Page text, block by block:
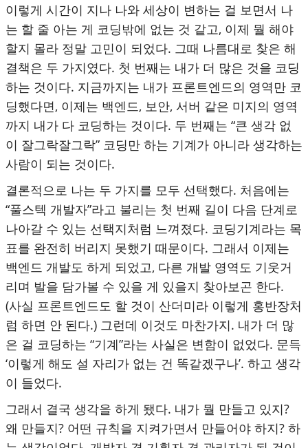
이렇게 시간이 지나 나와 세상이 변하는 걸 보면서 나
는 할 줄 아는 게 코딩밖에 없는 것 같고, 이제 뭘 해야
할지 몰라 정말 고민이 되었다. 그때 나름대로 찾은 해
결책은 두 가지였다. 첫 번째는 내가 더 많은 것을 코딩
하는 것이다. 지금까지는 내가 프론트엔드의 영역만 코
딩했다면, 이제는 백엔드, 보안, 서버 같은 미지의 영역
까지 내가 다 코딩하는 것이다. 두 번째는 “큰 생각 없
이 잘그락잘그락” 코딩만 하는 기계가 아니라 생각하는
사람이 되는 것이다.
결론적으로 나는 두 가지를 모두 선택했다. 처음에는
“풀스텍 개발자”라고 불리는 첫 번째 길이 다음 단계로
나아갈 수 있는 선택지처럼 느껴졌다. 코딩기계라는 목
표를 완전히 버리지 못했기 때문이다. 그래서 이제는
백엔드 개발도 하게 되었고, 다른 개발 영역도 기웃거
리며 발을 담가볼 수 있을 게 있을지 찾아보곤 한다.
(사실 프론트엔드도 할 것이 산더미라 이렇게 홍반장처
럼 하면 안 된다.) 그런데 이것도 마찬가지. 내가 더 많
은 걸 코딩하는 “기계”라는 사실은 변함이 없었다. 문득
‘이렇게 해도 설 자리가 없는 건 똑같겠구나’. 하고 생각
이 들었다.
그래서 결국 생각을 하게 됐다. 내가 뭘 만들고 있지?
왜 만들지? 어떤 규칙을 지켜가면서 만들어야 하지? 하